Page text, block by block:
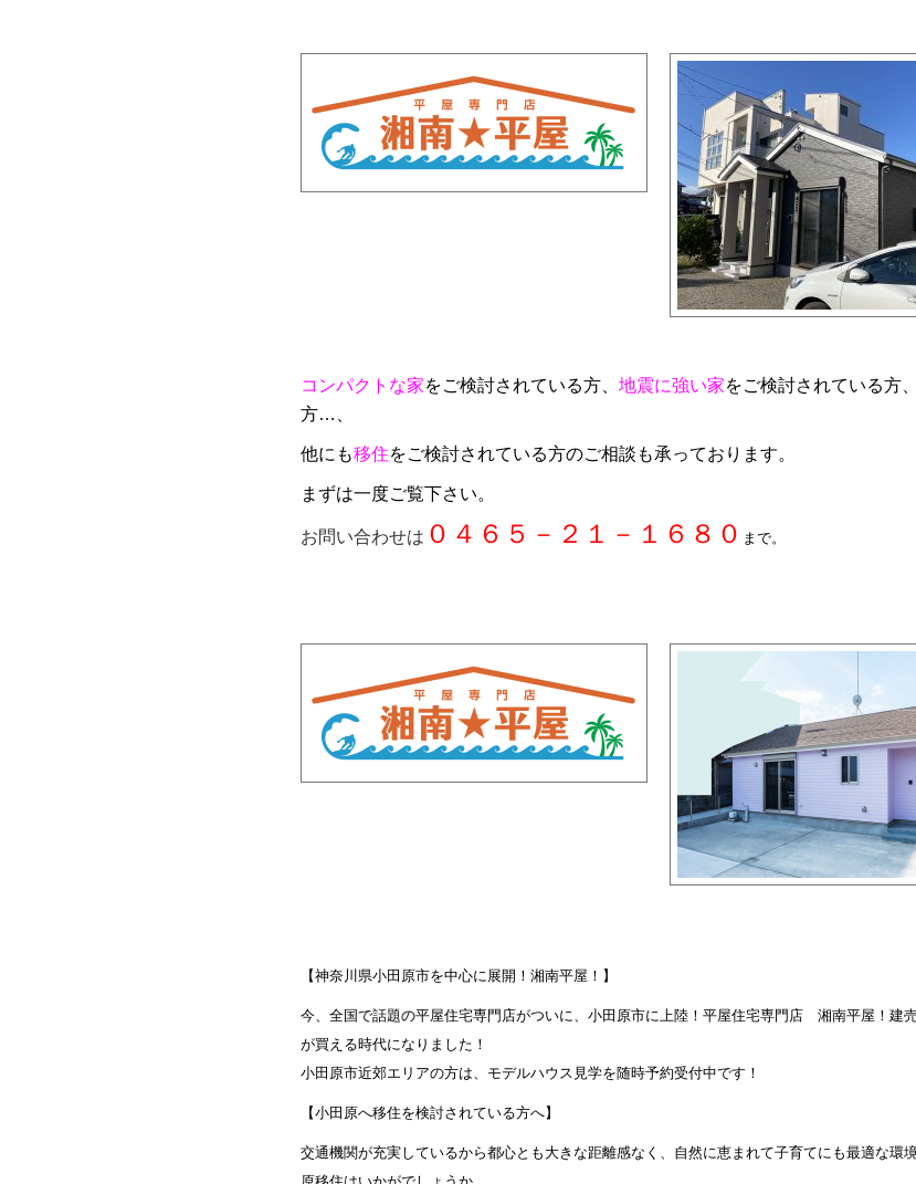
コンパクトな家をご検討されている方、 地震に強い家をご検討されている方、
方…、
他にも移住をご検討されている方のご相談も承っております。
まずは一度ご覧下さい。
お問い合わせは ０４６５－２１－１６８０ まで。
【神奈川県小田原市を中心に展開！湘南平屋！】
今、全国で話題の平屋住宅専門店がついに、小田原市に上陸！平屋住宅専門店 湘南平屋！建
が買える時代になりました！
小田原市近郊エリアの方は、モデルハウス見学を随時予約受付中です！
【小田原へ移住を検討されている方へ】
交通機関が充実しているから都心とも大きな距離感なく、自然に恵まれて子育てにも最適な環